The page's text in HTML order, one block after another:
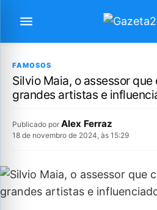
FAMOSOS
Silvio Maia, o assessor
grandes artistas e
Publicado por Alex Ferraz
18 de novembro de 2024, às 15:29